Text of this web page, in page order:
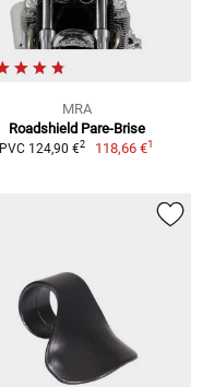
MRA
Roadshield Pare-Brise
PVC 124,90 €2 118,66 €1